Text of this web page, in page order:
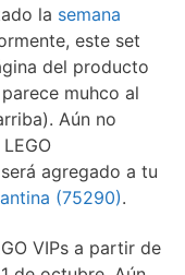
la semana
este set
del producto
muhco al
Aún no
agregado a tu
(75290).
VIPs a partir de